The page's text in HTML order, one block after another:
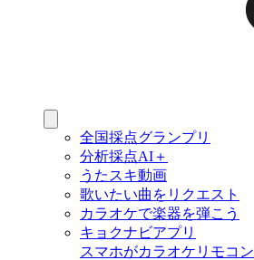
全国採点グランプリ
分析採点AI＋
うたスキ動画
歌いたい曲をリクエスト
カラオケで楽器を弾こう
キョクナビアプリ
スマホがカラオケリモコン